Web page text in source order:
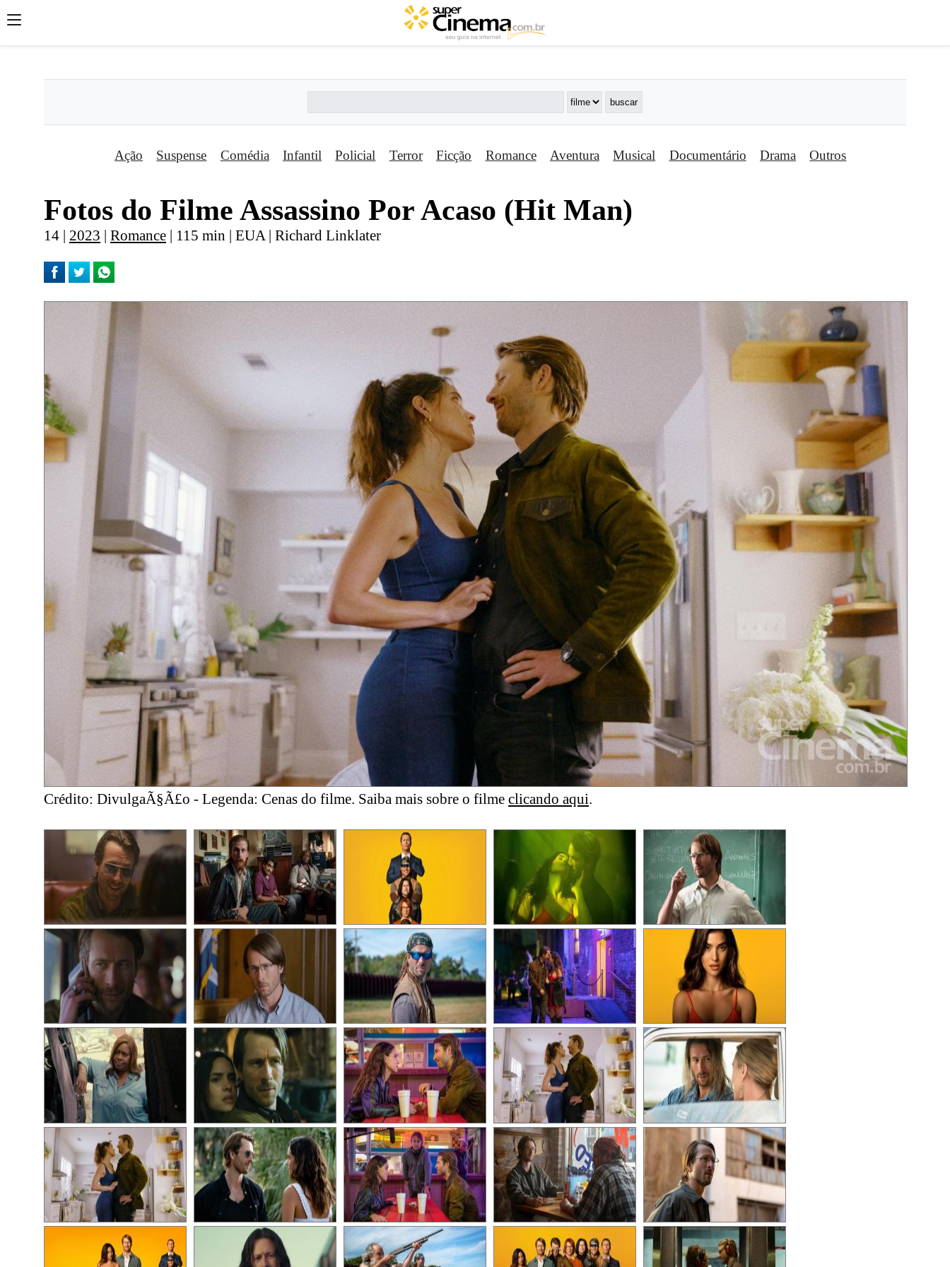
';';
Ação Suspense Comédia Infantil Policial Terror Ficção Romance Aventura Musical Documentário Drama Outros
Fotos do Filme Assassino Por Acaso (Hit Man)
14 | 2023 | Romance | 115 min | EUA | Richard Linklater
Crédito: DivulgaÃ§Ã£o - Legenda: Cenas do filme. Saiba mais sobre o filme clicando aqui.